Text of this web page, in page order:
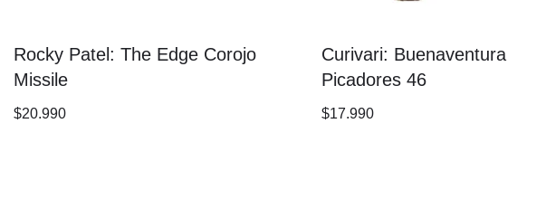
Rocky Patel: The Edge Corojo
Missile
$20.990
Curivari: Buenaventura
Picadores 46
$17.990